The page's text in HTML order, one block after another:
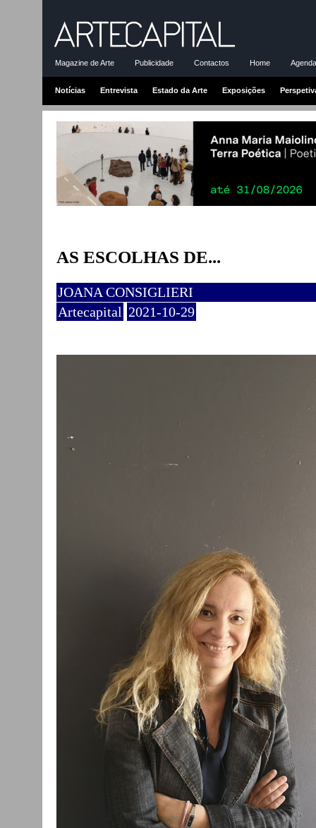
Magazine de Arte Publicidade Contactos Home
Notícias Entrevista Estado da Arte Exposições
AS ESCOLHAS DE...
JOANA CONSIGLIERI
Artecapital 2021-10-29